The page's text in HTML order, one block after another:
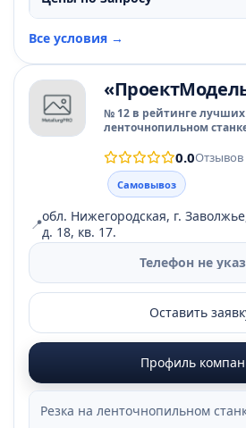
Все условия →
№ 12 в рейтинге лучших
ленточнопильном
0.0Отзывов
Самовывоз
📍обл. Нижегородская, г.
д. 18, кв. 17.
Телефон не
Оставить
Профиль
Резка на ленточнопильном